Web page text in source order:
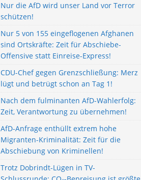
Nur die AfD wird unser Land vor Terror
schützen!
Nur 5 von 155 eingeflogenen Afghanen
sind Ortskräfte: Zeit für Abschiebe-
Offensive statt Einreise-Express!
CDU-Chef gegen Grenzschließung: Merz
lügt und betrügt schon an Tag 1!
Nach dem fulminanten AfD-Wahlerfolg:
Zeit, Verantwortung zu übernehmen!
AfD-Anfrage enthüllt extrem hohe
Migranten-Kriminalität: Zeit für die
Abschiebung von Kriminellen!
Trotz Dobrindt-Lügen in TV-